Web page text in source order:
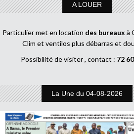
A LOUER
Particulier met en location des bureaux à
Clim et ventilos plus débarras et
Possibilité de visiter , contact : 72
La Une du 04-08-2026